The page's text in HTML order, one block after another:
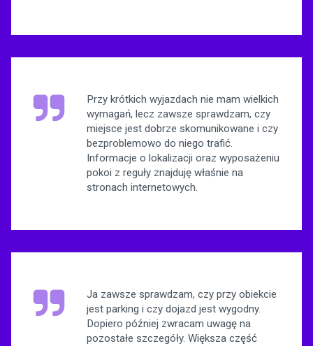
Przy krótkich wyjazdach nie mam wielkich
wymagań, lecz zawsze sprawdzam, czy
miejsce jest dobrze skomunikowane i czy
bezproblemowo do niego trafić.
Informacje o lokalizacji oraz wyposażeniu
pokoi z reguły znajduję właśnie na
stronach internetowych.
Ja zawsze sprawdzam, czy przy obiekcie
jest parking i czy dojazd jest wygodny.
Dopiero później zwracam uwagę na
pozostałe szczegóły. Większa część